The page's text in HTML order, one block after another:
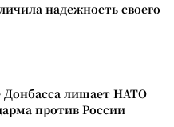
надежность своего
Донбасса лишает НАТО
против России